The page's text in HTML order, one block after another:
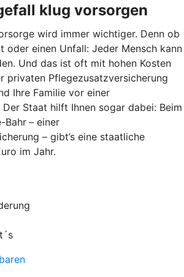
klug vorsorgen
wird immer wichtiger. Denn ob
oder einen Unfall: Jeder Mensch kann
Und das ist oft mit hohen Kosten
privaten Pflegezusatzversicherung
Ihre Familie vor einer
Der Staat hilft Ihnen sogar dabei: Beim
Bahr – einer
– gibt’s eine staatliche
im Jahr.